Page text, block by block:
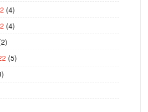
(4)
(4)
(5)